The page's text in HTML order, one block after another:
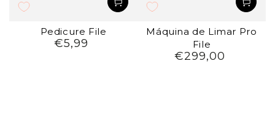
Pedicure File
Preço
€5,99
Máquina de Limar Pro
File
Preço
€299,00